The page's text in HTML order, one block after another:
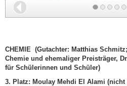
Zurück
CHEMIE (Gutachter: Matthias
Chemie und ehemaliger Preisträger,
für Schülerinnen und Schüler)
3. Platz: Moulay Mehdi El Alami (nicht